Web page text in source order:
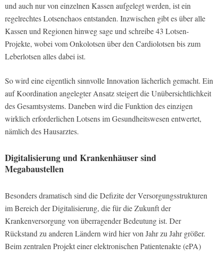
und auch nur von einzelnen Kassen aufgelegt werden, ist ein
regelrechtes Lotsenchaos entstanden. Inzwischen gibt es über alle
Kassen und Regionen hinweg sage und schreibe 43 Lotsen-
Projekte, wobei vom Onkolotsen über den Cardiolotsen bis zum
Leberlotsen alles dabei ist.
So wird eine eigentlich sinnvolle Innovation lächerlich gemacht. Ein
auf Koordination angelegter Ansatz steigert die Unübersichtlichkeit
des Gesamtsystems. Daneben wird die Funktion des einzigen
wirklich erforderlichen Lotsens im Gesundheitswesen entwertet,
nämlich des Hausarztes.
Digitalisierung und Krankenhäuser sind
Megabaustellen
Besonders dramatisch sind die Defizite der Versorgungsstrukturen
im Bereich der Digitalisierung, die für die Zukunft der
Krankenversorgung von überragender Bedeutung ist. Der
Rückstand zu anderen Ländern wird hier von Jahr zu Jahr größer.
Beim zentralen Projekt einer elektronischen Patientenakte (ePA)